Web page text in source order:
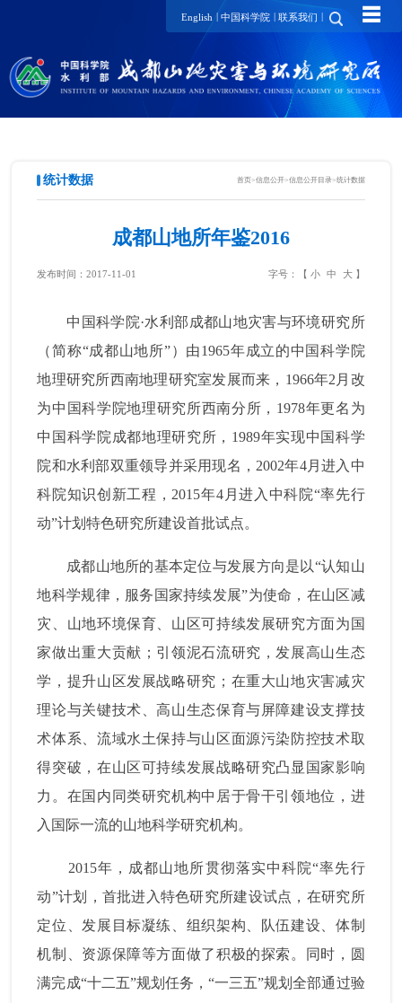
English | 中国科学院 | 联系我们 | ☰
统计数据 首页>信息公开>信息公开目录>统计数据
成都山地所年鉴2016
发布时间：2017-11-01 字号：【 小 中 大】
中国科学院·水利部成都山地灾害与环境研究所
（简称“成都山地所”）由1965年成立的中国科学院
地理研究所西南地理研究室发展而来， 1966年2 月改
为中国科学院地理研究所西南分所， 1978年更名为
中国科学院成都地理研究所， 1989年实现中国科学
院和水利部双重领导并采用现名， 2002年4月进入中
科院知识创新工程， 2015年4月进入中科院“率先行
动”计划特色研究所建设首批试点。
成都山地所的基本定位与发展方向是以“认知山
地科学规律，服务国家持续发展”为使命，在山区减
灾、山地环境保育、山区可持续发展研究方面为国
家做出重大贡献；引领泥石流研究，发展高山生态
学，提升山区发展战略研究；在重大山地灾害减灾
理论与关键技术、高山生态保育与屏障建设支撑技
术体系、流域水土保持与山区面源污染防控技术取
得突破，在山区可持续发展战略研究凸显国家影响
力。在国内同类研究机构中居于骨干引领地位，进
入国际一流的山地科学研究机构。
2015年，成都山地所贯彻落实中科院“率先行
动”计划，首批进入特色研究所建设试点，在研究所
定位、发展目标凝练、组织架构、队伍建设、体制
机制、资源保障等方面做了积极的探索。同时，圆
满完成“十二五”规划任务，“一三五”规划全部通过验